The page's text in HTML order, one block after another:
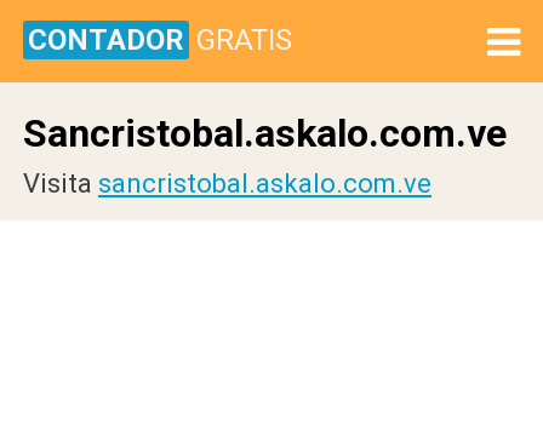
CONTADOR GRATIS
Sancristobal.askalo.com.ve
Visita sancristobal.askalo.com.ve